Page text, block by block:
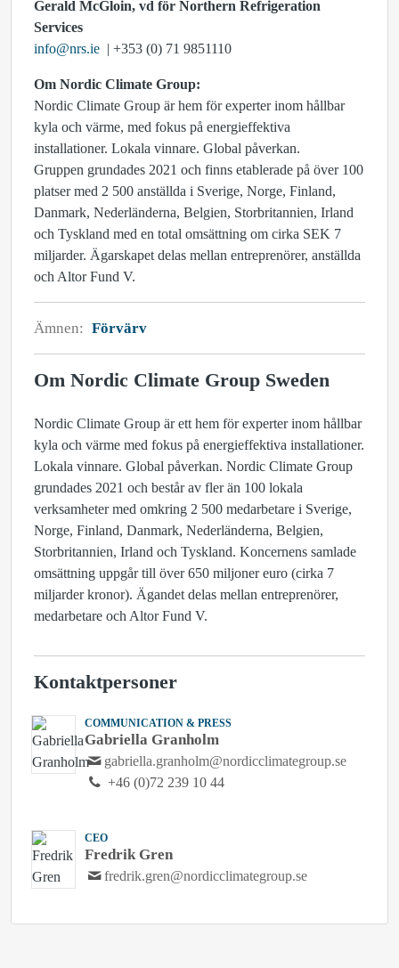
Gerald McGloin, vd för Northern Refrigeration
Services
info@nrs.ie | +353 (0) 71 9851110
Om Nordic Climate Group:
Nordic Climate Group är hem för experter inom hållbar
kyla och värme, med fokus på energieffektiva
installationer. Lokala vinnare. Global påverkan.
Gruppen grundades 2021 och finns etablerade på över 100
platser med 2 500 anställda i Sverige, Norge, Finland,
Danmark, Nederländerna, Belgien, Storbritannien, Irland
och Tyskland med en total omsättning om cirka SEK 7
miljarder. Ägarskapet delas mellan entreprenörer, anställda
och Altor Fund V.
Ämnen: Förvärv
Om Nordic Climate Group Sweden
Nordic Climate Group är ett hem för experter inom hållbar
kyla och värme med fokus på energieffektiva installationer.
Lokala vinnare. Global påverkan. Nordic Climate Group
grundades 2021 och består av fler än 100 lokala
verksamheter med omkring 2 500 medarbetare i Sverige,
Norge, Finland, Danmark, Nederländerna, Belgien,
Storbritannien, Irland och Tyskland. Koncernens samlade
omsättning uppgår till över 650 miljoner euro (cirka 7
miljarder kronor). Ägandet delas mellan entreprenörer,
medarbetare och Altor Fund V.
Kontaktpersoner
COMMUNICATION & PRESS
Gabriella Granholm
gabriella.granholm@nordicclimategroup.se
+46 (0)72 239 10 44
CEO
Fredrik Gren
fredrik.gren@nordicclimategroup.se